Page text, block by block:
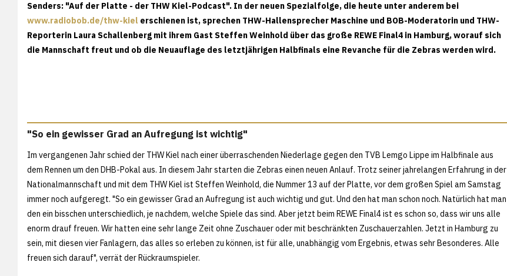
Senders: "Auf der Platte - der THW Kiel-Podcast". In der neuen Spezialfolge, die heute unter anderem bei
www.radiobob.de/thw-kiel erschienen ist, sprechen THW-Hallensprecher Maschine und BOB-Moderatorin und THW-
Reporterin Laura Schallenberg mit ihrem Gast Steffen Weinhold über das große REWE Final4 in Hamburg, worauf sich
die Mannschaft freut und ob die Neuauflage des letztjährigen Halbfinals eine Revanche für die Zebras werden wird.
"So ein gewisser Grad an Aufregung ist wichtig"
Im vergangenen Jahr schied der THW Kiel nach einer überraschenden Niederlage gegen den TVB Lemgo Lippe im Halbfinale aus
dem Rennen um den DHB-Pokal aus. In diesem Jahr starten die Zebras einen neuen Anlauf. Trotz seiner jahrelangen Erfahrung in der
Nationalmannschaft und mit dem THW Kiel ist Steffen Weinhold, die Nummer 13 auf der Platte, vor dem großen Spiel am Samstag
immer noch aufgeregt. "So ein gewisser Grad an Aufregung ist auch wichtig und gut. Und den hat man schon noch. Natürlich hat man
den ein bisschen unterschiedlich, je nachdem, welche Spiele das sind. Aber jetzt beim REWE Final4 ist es schon so, dass wir uns alle
enorm drauf freuen. Wir hatten eine sehr lange Zeit ohne Zuschauer oder mit beschränkten Zuschauerzahlen. Jetzt in Hamburg zu
sein, mit diesen vier Fanlagern, das alles so erleben zu können, ist für alle, unabhängig vom Ergebnis, etwas sehr Besonderes. Alle
freuen sich darauf", verrät der Rückraumspieler.